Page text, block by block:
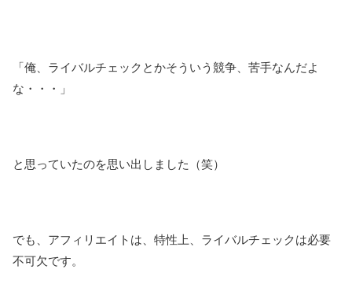
「俺、ライバルチェックとかそういう競争、苦手なんだよ
な・・・」
と思っていたのを思い出しました（笑）
でも、アフィリエイトは、特性上、ライバルチェックは必要
不可欠です。